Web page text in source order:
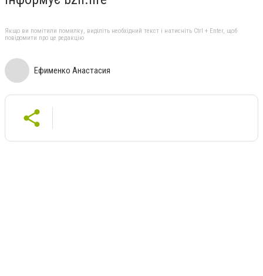
Якщо ви помітили помилку, виділіть необхідний текст і натисніть Ctrl + Enter, щоб
повідомити про це редакцію
Ефименко Анастасия